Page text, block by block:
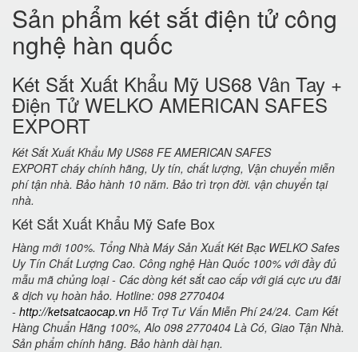
Sản phẩm két sắt điện tử công
nghệ hàn quốc
Két Sắt Xuất Khẩu Mỹ US68 Vân Tay +
Điện Tử WELKO AMERICAN SAFES
EXPORT
Két Sắt Xuất Khẩu Mỹ US68 FE AMERICAN SAFES
EXPORT cháy chính hãng, Uy tín, chất lượng, Vận chuyển miễn
phí tận nhà. Bảo hành 10 năm. Bảo trì trọn đời. vận chuyển tại
nhà.
Két Sắt Xuất Khẩu Mỹ Safe Box
Hàng mới 100%. Tổng Nhà Máy Sản Xuất Két Bạc WELKO Safes
Uy Tín Chất Lượng Cao. Công nghệ Hàn Quốc 100% với đầy đủ
mẫu mã chủng loại - Các dòng két sắt cao cấp với giá cực ưu đãi
& dịch vụ hoàn hảo. Hotline: 098 2770404
- http://ketsatcaocap.vn Hỗ Trợ Tư Vấn Miễn Phí 24/24. Cam Kết
Hàng Chuẩn Hãng 100%, Alo 098 2770404 Là Có, Giao Tận Nhà.
Sản phẩm chính hãng. Bảo hành dài hạn.